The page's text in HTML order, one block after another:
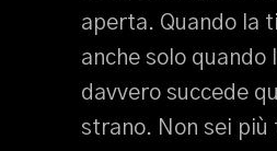
aperta. Quando la
anche solo quando
davvero succede
strano. Non sei più